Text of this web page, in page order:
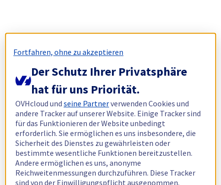
Fortfahren, ohne zu akzeptieren
Der Schutz Ihrer Privatsphäre
hat für uns Priorität.
OVHcloud undseine Partnerverwenden Cookies und
andere Tracker auf unserer Website. Einige Tracker sind
für das Funktionieren der Website unbedingt
erforderlich. Sie ermöglichen es uns insbesondere, die
Sicherheit des Dienstes zu gewährleisten oder
bestimmte wesentliche Funktionen bereitzustellen.
Andere ermöglichen es uns, anonyme
Reichweitenmessungen durchzuführen. Diese Tracker
sind von der Einwilligungspflicht ausgenommen.